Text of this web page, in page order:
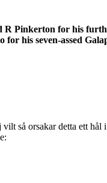
R Pinkerton for his
his seven-assed
så orsakar detta ett